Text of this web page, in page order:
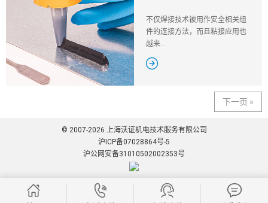
不仅焊接技术被用作安全相关组
件的连接方法，而且粘接应用也
越来...

下一页 »
© 2007-2026 上海沃证机电技术服务有限公司
沪ICP备07028864号-5
沪公网安备31010502002353号
   